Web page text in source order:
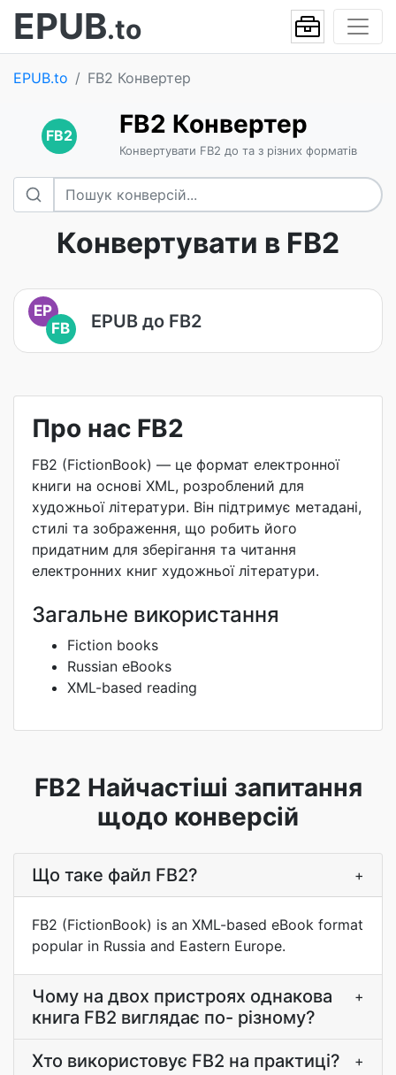
EPUB.to
EPUB.to FB2 Конвертер
FB2 FB2 Конвертер
Конвертувати FB2 до та з різних форматів
Конвертувати в FB2
EP
FB
EPUB до FB2
Про нас FB2
FB2 (FictionBook) — це формат електронної
книги на основі XML, розроблений для
художньої літератури. Він підтримує метадані,
стилі та зображення, що робить його
придатним для зберігання та читання
електронних книг художньої літератури.
Загальне використання
Fiction books
Russian eBooks
XML-based reading
FB2 Найчастіші запитання
щодо конверсій
Що таке файл FB2? +
FB2 (FictionBook) is an XML-based eBook format
popular in Russia and Eastern Europe.
Чому на двох пристроях однакова
книга FB2 виглядає по- різному?
+
Хто використовує FB2 на практиці? +